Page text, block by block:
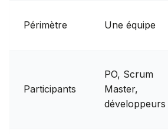
Périmètre Une équipe
Participants
PO, Scrum
Master,
développeurs